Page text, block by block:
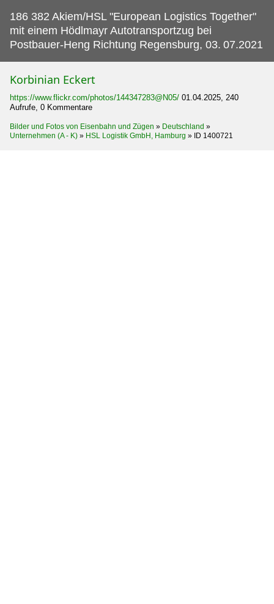
186 382 Akiem/HSL "European Logistics Together"
mit einem Hödlmayr Autotransportzug bei
Postbauer-Heng Richtung Regensburg, 03. 07.2021
Korbinian Eckert
https://www.flickr.com/photos/144347283@N05/ 01.04.2025, 240
Aufrufe, 0 Kommentare
Bilder und Fotos von Eisenbahn und Zügen » Deutschland »
Unternehmen (A - K) » HSL Logistik GmbH, Hamburg » ID 1400721